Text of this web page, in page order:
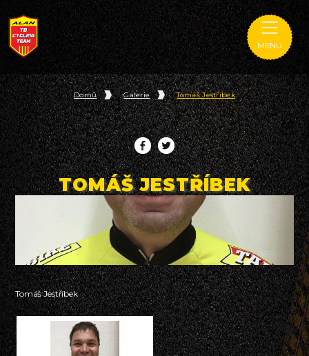
MENU
Domů Galerie Tomáš Jestříbek
TOMÁŠ JESTŘÍBEK
Tomáš Jestříbek